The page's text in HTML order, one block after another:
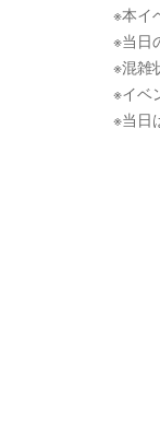
※本イ
※当日
※混雑
※イベ
※当日